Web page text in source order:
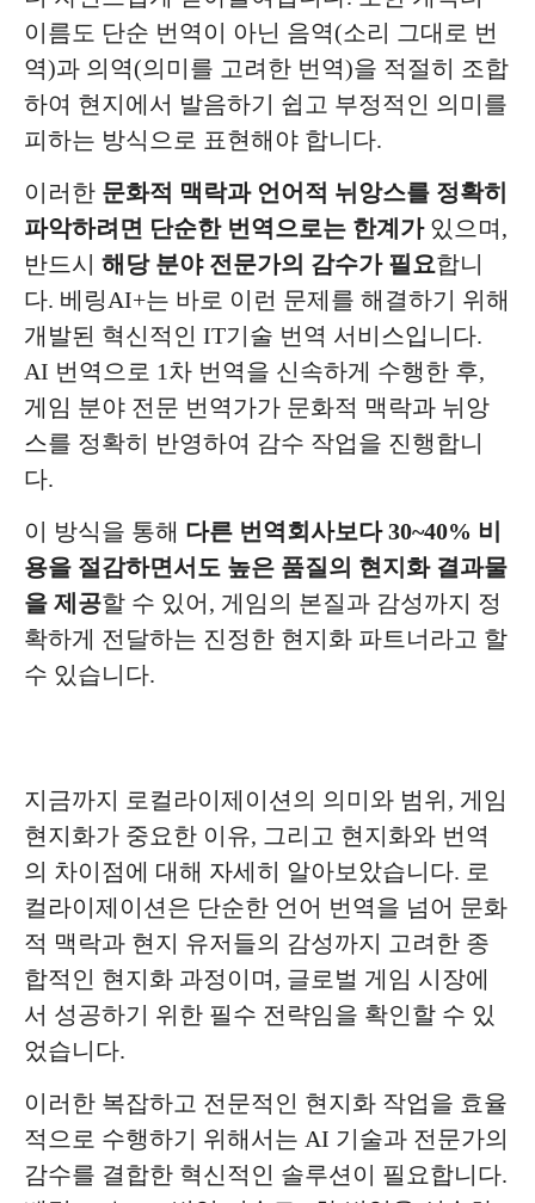
이름도 단순 번역이 아닌 음역(소리 그대로 번
역)과 의역(의미를 고려한 번역)을 적절히 조합
하여 현지에서 발음하기 쉽고 부정적인 의미를
피하는 방식으로 표현해야 합니다.
이러한 문화적 맥락과 언어적 뉘앙스를 정확히
파악하려면 단순한 번역으로는 한계가있으며,
반드시 해당 분야 전문가의 감수가 필요합니
다. 베링AI+는 바로 이런 문제를 해결하기 위해
개발된 혁신적인 IT기술 번역 서비스입니다.
AI 번역으로 1차 번역을 신속하게 수행한 후,
게임 분야 전문 번역가가 문화적 맥락과 뉘앙
스를 정확히 반영하여 감수 작업을 진행합니
다.
이 방식을 통해 다른 번역회사보다 30~40% 비
용을 절감하면서도 높은 품질의 현지화 결과물
을 제공할 수 있어, 게임의 본질과 감성까지 정
확하게 전달하는 진정한 현지화 파트너라고 할
수 있습니다.
지금까지 로컬라이제이션의 의미와 범위, 게임
현지화가 중요한 이유, 그리고 현지화와 번역
의 차이점에 대해 자세히 알아보았습니다. 로
컬라이제이션은 단순한 언어 번역을 넘어 문화
적 맥락과 현지 유저들의 감성까지 고려한 종
합적인 현지화 과정이며, 글로벌 게임 시장에
서 성공하기 위한 필수 전략임을 확인할 수 있
었습니다.
이러한 복잡하고 전문적인 현지화 작업을 효율
적으로 수행하기 위해서는 AI 기술과 전문가의
감수를 결합한 혁신적인 솔루션이 필요합니다.